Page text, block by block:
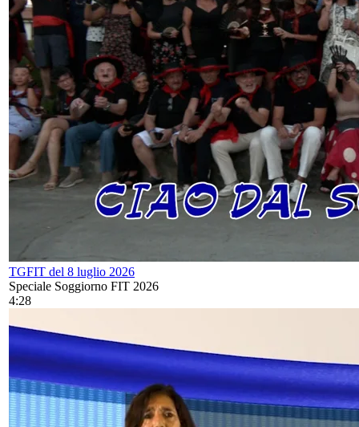
TGFIT del 8 luglio 2026
Speciale Soggiorno FIT 2026
4:28